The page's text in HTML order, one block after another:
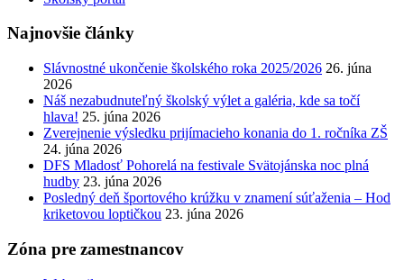
Najnovšie články
Slávnostné ukončenie školského roka 2025/2026 26. júna
2026
Náš nezabudnuteľný školský výlet a galéria, kde sa točí
hlava! 25. júna 2026
Zverejnenie výsledku prijímacieho konania do 1. ročníka ZŠ
24. júna 2026
DFS Mladosť Pohorelá na festivale Svätojánska noc plná
hudby 23. júna 2026
Posledný deň športového krúžku v znamení súťaženia – Hod
kriketovou loptičkou 23. júna 2026
Zóna pre zamestnancov